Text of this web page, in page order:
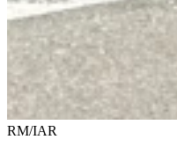
RM/IAR